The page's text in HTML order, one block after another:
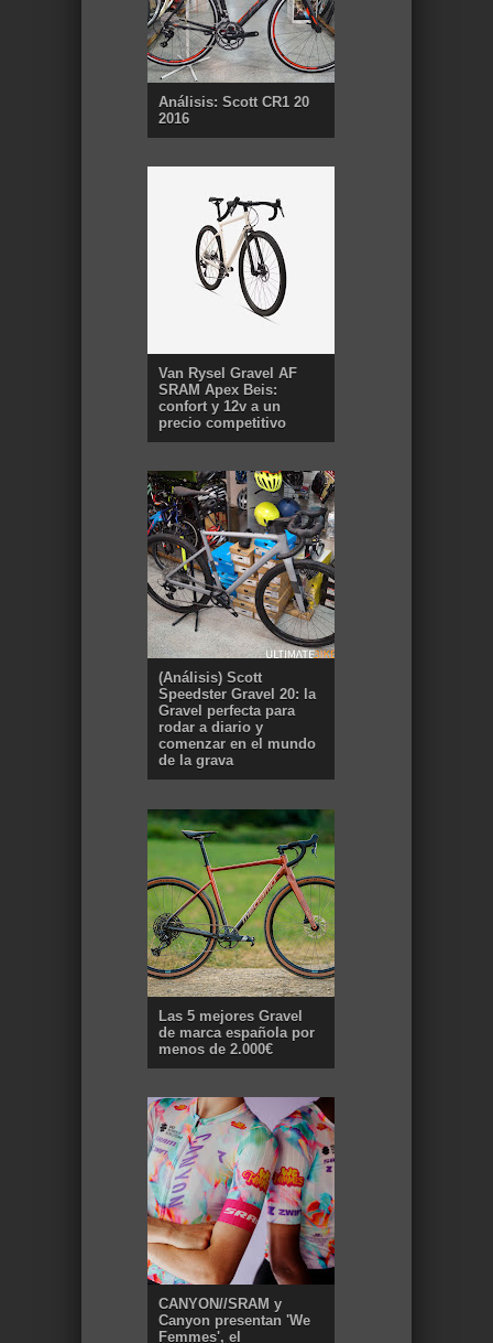
Análisis: Scott CR1 20
2016
Van Rysel Gravel AF
SRAM Apex Beis:
confort y 12v a un
precio competitivo
(Análisis) Scott
Speedster Gravel 20: la
Gravel perfecta para
rodar a diario y
comenzar en el mundo
de la grava
Las 5 mejores Gravel
de marca española por
menos de 2.000€
CANYON//SRAM y
Canyon presentan 'We
Femmes', el